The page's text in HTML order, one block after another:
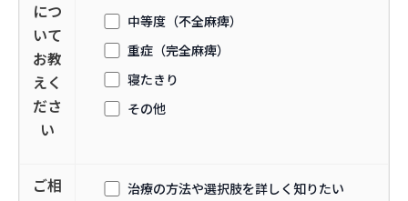
につ
いて
お教
えく
ださ
い
中等度（不全麻痺）
重症（完全麻痺）
寝たきり
その他
ご相
治療の方法や選択肢を詳しく知りたい